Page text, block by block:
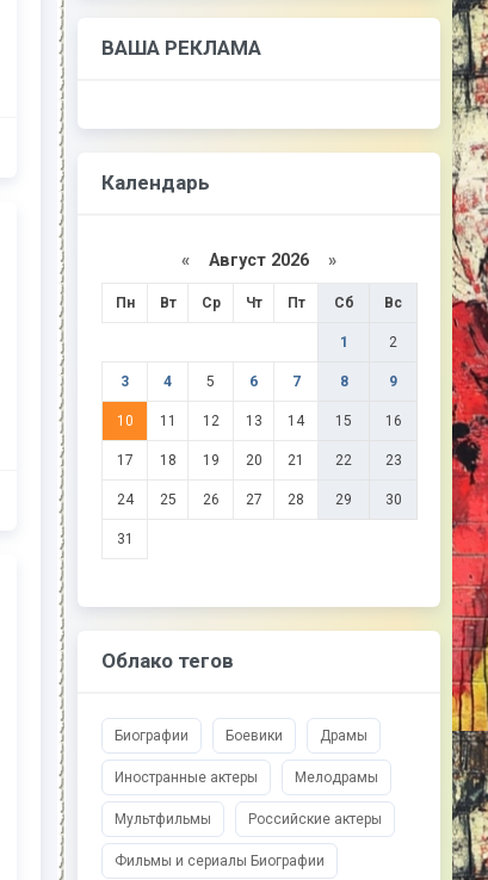
ВАША РЕКЛАМА
Календарь
« Август 2026 »
Пн Вт Ср Чт Пт Сб Вс
1 2
3 4 5 6 7 8 9
10 11 12 13 14 15 16
17 18 19 20 21 22 23
24 25 26 27 28 29 30
31
Облако тегов
Биографии Боевики Драмы
Иностранные актеры Мелодрамы
Мультфильмы Российские актеры
Фильмы и сериалы Биографии